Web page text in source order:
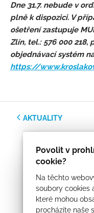
Povolit v
cookie?
Na těchto
soubory cookies
které mohou
procházíte naše
Dne 31.7. nebude v
plně k dispozici. V
ošetření zastupuje
Zlín, tel.: 576 000
objednávací systém
https://
AKTUALITY